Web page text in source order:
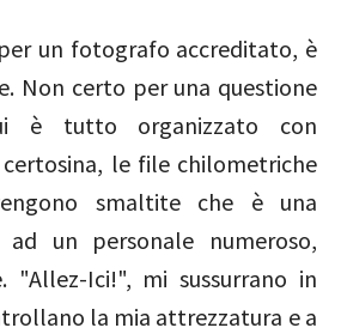
un fotografo accreditato, è
Non certo per una questione
è tutto organizzato con
certosina, le file chilometriche
smaltite che è una
ad un personale numeroso,
"Allez-Ici!", mi sussurrano in
la mia attrezzatura e a